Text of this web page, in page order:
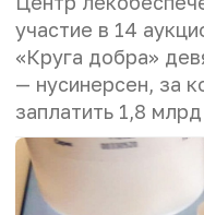
участие в 14
«Круга добра»
— нусинерсен, за
заплатить 1,8